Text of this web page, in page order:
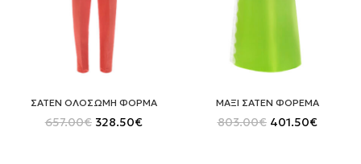
ΣΑΤΕΝ ΟΛΟΣΩΜΗ ΦΟΡΜΑ
657.00€ Original
price
328.50€Η
τρέχουσα
ΜΑΞΙ ΣΑΤΕΝ ΦΟΡΕΜΑ
803.00€ Original
price
401.50€Η